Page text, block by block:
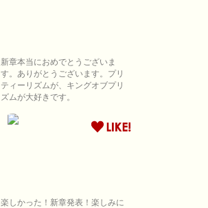
新章本当におめでとうございま
す。ありがとうございます。プリ
ティーリズムが、キングオブプリ
ズムが大好きです。
楽しかった！新章発表！楽しみに